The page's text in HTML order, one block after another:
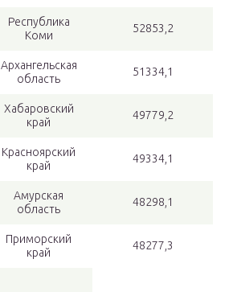
Республика
Коми
52853,2
Архангельская
область
51334,1
Хабаровский
край
49779,2
Красноярский
край
49334,1
Амурская
область
48298,1
Приморский
край
48277,3